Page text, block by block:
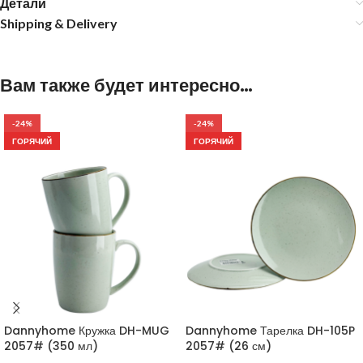
Shipping & Delivery
Вам также будет интересно…
-24%
ГОРЯЧИЙ
Dannyhome Кружка DH-MUG
2057# (350 мл)
-24%
ГОРЯЧИЙ
Dannyhome Тарелка DH-105P
2057# (26 см)